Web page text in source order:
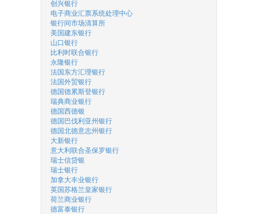
创兴银行
电子商业汇票系统处理中心
银行间市场清算所
美国建东银行
山口银行
比利时联合银行
永隆银行
法国东方汇理银行
法国外贸银行
德国德累斯登银行
瑞典商业银行
德国西德银
德国巴伐利亚州银行
德国北德意志州银行
大新银行
意大利联合圣保罗银行
瑞士信贷银
瑞士银行
加拿大丰业银行
英国苏格兰皇家银行
荷兰商业银行
德富泰银行